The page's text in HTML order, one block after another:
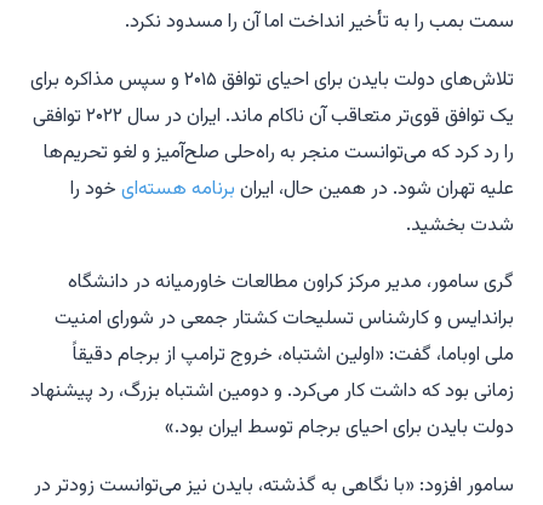
سمت بمب را به تأخیر انداخت اما آن را مسدود نکرد.
تلاش‌های دولت بایدن برای احیای توافق ۲۰۱۵ و سپس مذاکره برای
یک توافق قوی‌تر متعاقب آن ناکام ماند. ایران در سال ۲۰۲۲ توافقی
را رد کرد که می‌توانست منجر به راه‌حلی صلح‌آمیز و لغو تحریم‌ها
علیه تهران شود. در همین حال، ایران برنامه هسته‌ای خود را
شدت بخشید.
گری سامور، مدیر مرکز کراون مطالعات خاورمیانه در دانشگاه
براندایس و کارشناس تسلیحات کشتار جمعی در شورای امنیت
ملی اوباما، گفت: «اولین اشتباه، خروج ترامپ از برجام دقیقاً
زمانی بود که داشت کار می‌کرد. و دومین اشتباه بزرگ، رد پیشنهاد
دولت بایدن برای احیای برجام توسط ایران بود.»
سامور افزود: «با نگاهی به گذشته، بایدن نیز می‌توانست زودتر در